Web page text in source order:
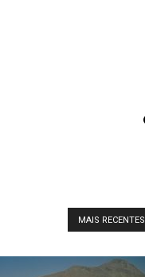
MAIS RECENTES